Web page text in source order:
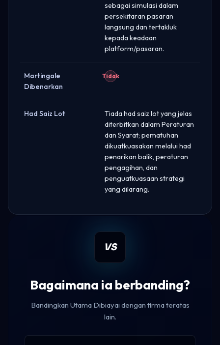
sebagai simulasi dalam
persekitaran pasaran
langsung dan tertakluk
kepada keadaan
platform/pasaran.
Martingale
Dibenarkan
Tidak
Had Saiz Lot
Tiada had saiz lot yang jelas
diterbitkan dalam Peraturan
dan Syarat; pematuhan
dikuatkuasakan melalui had
penarikan balik, peraturan
pengagihan, dan
penguatkuasaan strategi
yang dilarang.
VS
Bagaimana ia berbanding?
Bandingkan Utama Dibiayai dengan firma teratas
lain.